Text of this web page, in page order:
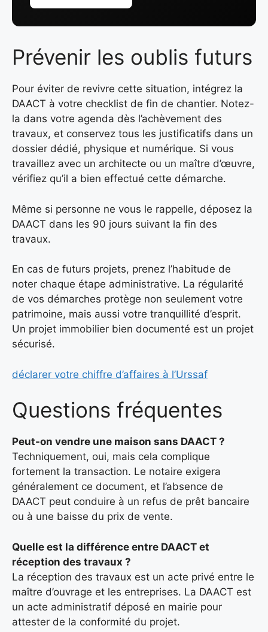
Prévenir les oublis futurs
Pour éviter de revivre cette situation, intégrez la
DAACT à votre checklist de fin de chantier. Notez-
la dans votre agenda dès l’achèvement des
travaux, et conservez tous les justificatifs dans un
dossier dédié, physique et numérique. Si vous
travaillez avec un architecte ou un maître d’œuvre,
vérifiez qu’il a bien effectué cette démarche.
Même si personne ne vous le rappelle, déposez la
DAACT dans les 90 jours suivant la fin des
travaux.
En cas de futurs projets, prenez l’habitude de
noter chaque étape administrative. La régularité
de vos démarches protège non seulement votre
patrimoine, mais aussi votre tranquillité d’esprit.
Un projet immobilier bien documenté est un projet
sécurisé.
déclarer votre chiffre d’affaires à l’Urssaf
Questions fréquentes
Peut-on vendre une maison sans DAACT ?
Techniquement, oui, mais cela complique
fortement la transaction. Le notaire exigera
généralement ce document, et l’absence de
DAACT peut conduire à un refus de prêt bancaire
ou à une baisse du prix de vente.
Quelle est la différence entre DAACT et
réception des travaux ?
La réception des travaux est un acte privé entre le
maître d’ouvrage et les entreprises. La DAACT est
un acte administratif déposé en mairie pour
attester de la conformité du projet.